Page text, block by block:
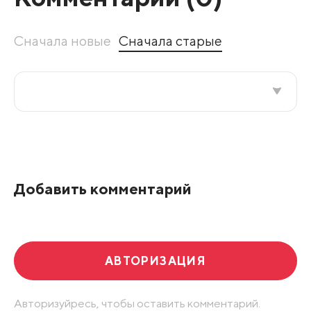
Сначала новые Сначала старые
Добавить комментарий
АВТОРИЗАЦИЯ
Авторизуйресь, чтобы оставить комментарий.